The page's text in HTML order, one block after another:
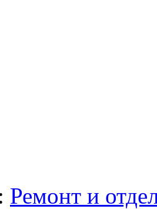
Ремонт и